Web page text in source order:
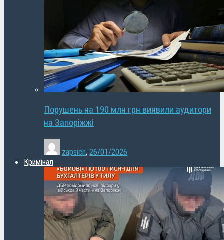
Порушень на 190 млн грн виявили аудитори
на Запоріжжі
zapsich, 26/01/2026
Кримінал